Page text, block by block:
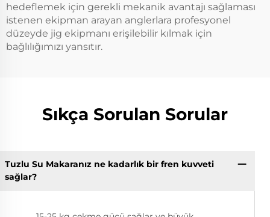
hedeflemek için gerekli mekanik avantajı sağlaması
istenen ekipman arayan anglerlara profesyonel
düzeyde jig ekipmanı erişilebilir kılmak için
bağlılığımızı yansıtır.
Sıkça Sorulan Sorular
Tuzlu Su Makaranız ne kadarlık bir fren kuvveti
sağlar?